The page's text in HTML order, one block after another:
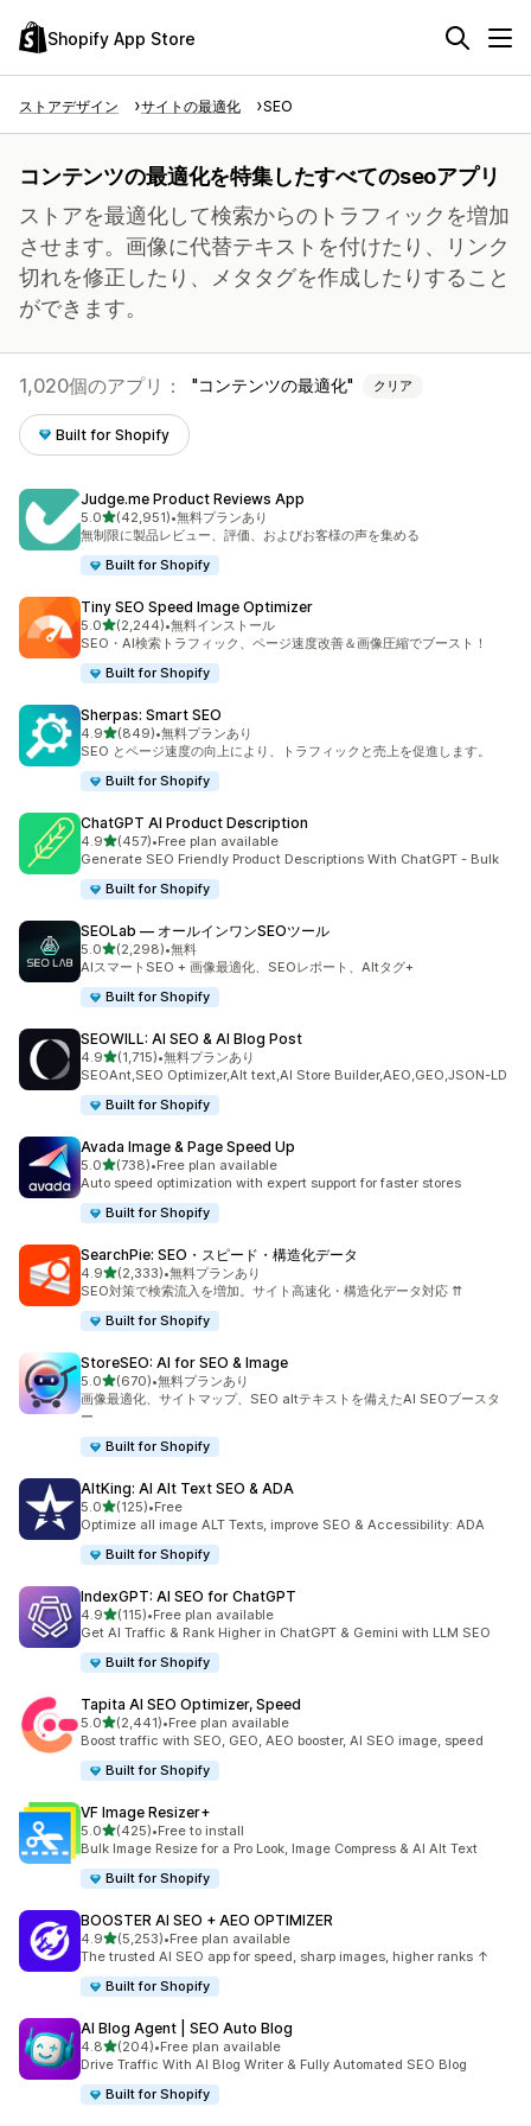
Shopify App Store
ストアデザイン サイトの最適化 SEO
コンテンツの最適化を特集したすべてのseoアプリ
ストアを最適化して検索からのトラフィックを増加
させます。画像に代替テキストを付けたり、リンク
切れを修正したり、メタタグを作成したりすること
ができます。
1,020個のアプリ： コンテンツの最適化 クリア
Built for Shopify
Judge.me Product Reviews App
5.05つ星中
(42,951)
合計レビュー数：42951件
•無料プランあり
無制限に製品レビュー、評価、およびお客様の声を集める
Built for Shopify
Tiny SEO Speed Image Optimizer
5.05つ星中
(2,244)
合計レビュー数：2244件
•無料インストール
SEO・AI検索トラフィック、ページ速度改善＆画像圧縮でブースト！
Built for Shopify
Sherpas: Smart SEO
4.95つ星中
(849)
合計レビュー数：849件
•無料プランあり
SEO とページ速度の向上により、トラフィックと売上を促進します。
Built for Shopify
ChatGPT AI Product Description
4.95つ星中
(457)
合計レビュー数：457件
•Free plan available
Generate SEO Friendly Product Descriptions With ChatGPT - Bulk
Built for Shopify
SEOLab — オールインワンSEOツール
5.05つ星中
(2,298)
合計レビュー数：2298件
•無料
AIスマートSEO + 画像最適化、SEOレポート、Altタグ+
Built for Shopify
SEOWILL: AI SEO & AI Blog Post
4.95つ星中
(1,715)
合計レビュー数：1715件
•無料プランあり
SEOAnt,SEO Optimizer,Alt text,AI Store Builder,AEO,GEO,JSON-LD
Built for Shopify
Avada Image & Page Speed Up
5.05つ星中
(738)
合計レビュー数：738件
•Free plan available
Auto speed optimization with expert support for faster stores
Built for Shopify
SearchPie: SEO・スピード・構造化データ
4.95つ星中
(2,333)
合計レビュー数：2333件
•無料プランあり
SEO対策で検索流入を増加。サイト高速化・構造化データ対応 ⇈
Built for Shopify
StoreSEO: AI for SEO & Image
5.05つ星中
(670)
合計レビュー数：670件
•無料プランあり
画像最適化、サイトマップ、SEO altテキストを備えたAI SEOブースタ
ー
Built for Shopify
AltKing: AI Alt Text SEO & ADA
5.05つ星中
(125)
合計レビュー数：125件
•Free
Optimize all image ALT Texts, improve SEO & Accessibility: ADA
Built for Shopify
IndexGPT: AI SEO for ChatGPT
4.95つ星中
(115)
合計レビュー数：115件
•Free plan available
Get AI Traffic & Rank Higher in ChatGPT & Gemini with LLM SEO
Built for Shopify
Tapita AI SEO Optimizer, Speed
5.05つ星中
(2,441)
合計レビュー数：2441件
•Free plan available
Boost traffic with SEO, GEO, AEO booster, AI SEO image, speed
Built for Shopify
VF Image Resizer+
5.05つ星中
(425)
合計レビュー数：425件
•Free to install
Bulk Image Resize for a Pro Look, Image Compress & AI Alt Text
Built for Shopify
BOOSTER AI SEO + AEO OPTIMIZER
4.95つ星中
(5,253)
合計レビュー数：5253件
•Free plan available
The trusted AI SEO app for speed, sharp images, higher ranks ↑
Built for Shopify
AI Blog Agent | SEO Auto Blog
4.85つ星中
(204)
合計レビュー数：204件
•Free plan available
Drive Traffic With AI Blog Writer & Fully Automated SEO Blog
Built for Shopify